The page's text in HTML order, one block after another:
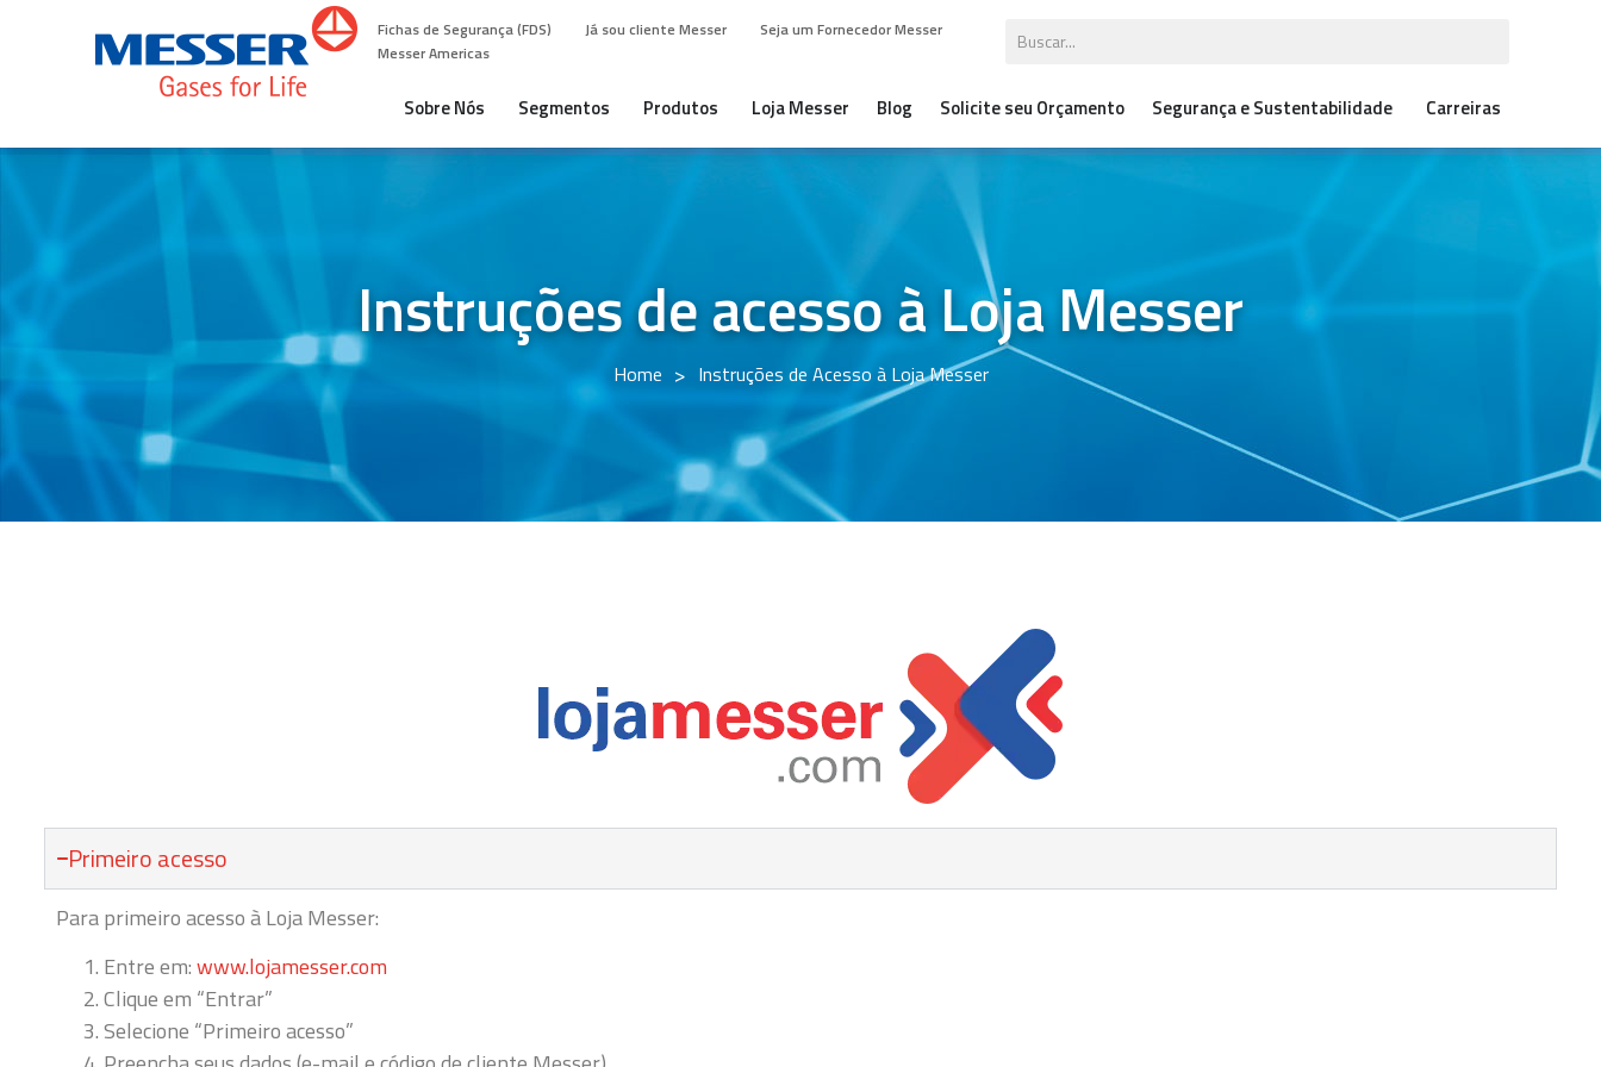
Fichas de Segurança (FDS) Já sou cliente Messer
Seja um Fornecedor Messer
Messer Americas
Sobre Nós Segmentos Produtos Loja Messer Blog Solicite seu Orçamento Segurança e Sustentabilidade Carreiras
Instruções de acesso à Loja Messer
Home > Instruções de Acesso à Loja Messer
Primeiro acesso
Para primeiro acesso à Loja Messer:
Entre em:www.lojamesser.com
Clique em “Entrar”
Selecione “Primeiro acesso”